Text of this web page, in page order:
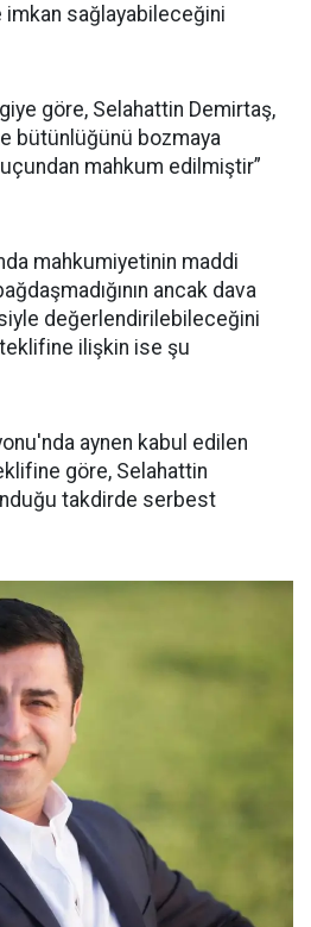
imkan sağlayabileceğini
göre, Selahattin Demirtaş,
bütünlüğünü bozmaya
mahkum edilmiştir”
mahkumiyetinin maddi
ancak dava
değerlendirilebileceğini
ilişkin ise şu
aynen kabul edilen
göre, Selahattin
takdirde serbest